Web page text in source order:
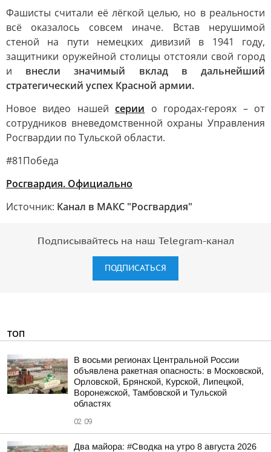
Фашисты считали её лёгкой целью, но в реальности
всё оказалось совсем иначе. Встав нерушимой
стеной на пути немецких дивизий в 1941 году,
защитники оружейной столицы отстояли свой город
и внесли значимый вклад в дальнейший
стратегический успех Красной армии.
Новое видео нашейсерии о городах-героях – от
сотрудников вневедомственной охраны Управления
Росгвардии по Тульской области.
#81Победа
Росгвардия. Официально
Источник: Канал в МАКС "Росгвардия"
Подписывайтесь на наш Telegram-канал
ПОДПИСАТЬСЯ
ТОП
В восьми регионах Центральной России
объявлена ракетная опасность: в Московской,
Орловской, Брянской, Курской, Липецкой,
Воронежской, Тамбовской и Тульской
областях
02:09
Два майора: #Сводка на утро 8 августа 2026